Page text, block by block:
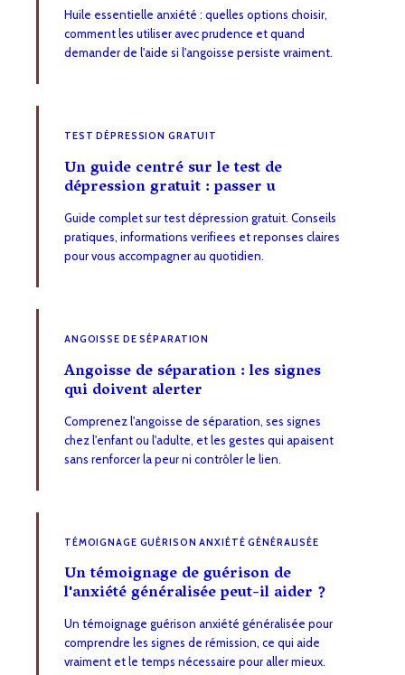
Huile essentielle anxiété : quelles options choisir,
comment les utiliser avec prudence et quand
demander de l'aide si l'angoisse persiste vraiment.
TEST DÉPRESSION GRATUIT
Un guide centré sur le test de
dépression gratuit : passer u
Guide complet sur test dépression gratuit. Conseils
pratiques, informations verifiees et reponses claires
pour vous accompagner au quotidien.
ANGOISSE DE SÉPARATION
Angoisse de séparation : les signes
qui doivent alerter
Comprenez l'angoisse de séparation, ses signes
chez l'enfant ou l'adulte, et les gestes qui apaisent
sans renforcer la peur ni contrôler le lien.
TÉMOIGNAGE GUÉRISON ANXIÉTÉ GÉNÉRALISÉE
Un témoignage de guérison de
l'anxiété généralisée peut-il aider ?
Un témoignage guérison anxiété généralisée pour
comprendre les signes de rémission, ce qui aide
vraiment et le temps nécessaire pour aller mieux.